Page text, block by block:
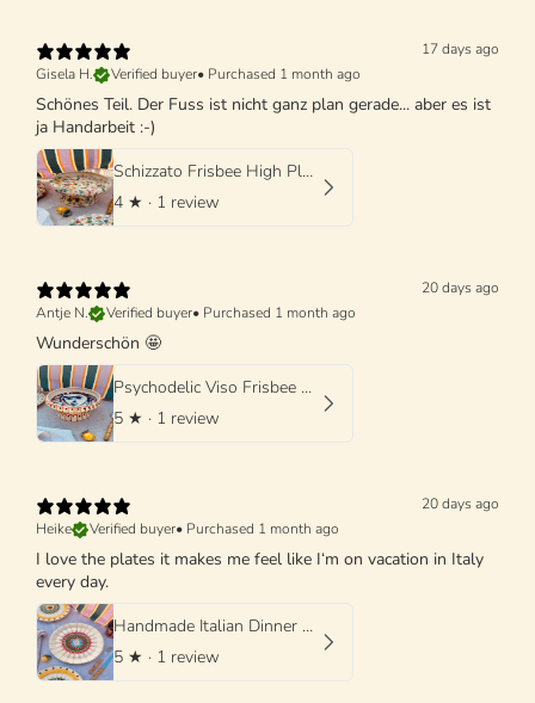
17 days ago
Gisela H.
Verified buyer• Purchased 1 month ago
Schönes Teil. Der Fuss ist nicht ganz plan gerade... aber es ist
ja Handarbeit :-)
Schizzato Frisbee High Plate "Colori Fantasia" - 25cm
4 ★ · 1 review
20 days ago
Antje N.
Verified buyer• Purchased 1 month ago
Wunderschön 🤩
Psychodelic Viso Frisbee High Plate - 25cm UNIQUE PIECE - ONLY 1 X AVAILABLE
5 ★ · 1 review
20 days ago
Heike
Verified buyer• Purchased 1 month ago
I love the plates it makes me feel like I‘m on vacation in Italy
every day.
Handmade Italian Dinner Plate 27 cm | Large Ceramic Plate
5 ★ · 1 review